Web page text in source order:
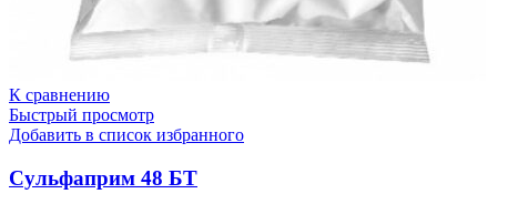
К сравнению
Быстрый просмотр
Добавить в список избранного
Сульфаприм 48 БТ